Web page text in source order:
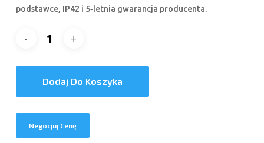
podstawce, IP42 i 5‑letnia gwarancja producenta.
Dodaj Do Koszyka
Negocjuj Cenę